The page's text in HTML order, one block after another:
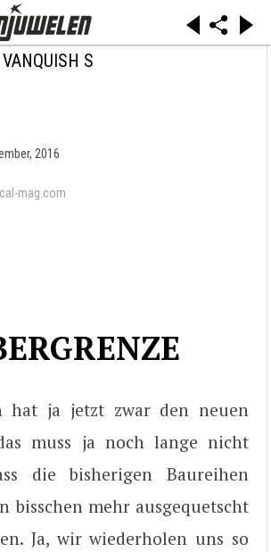
S
2016
mag.com
hat ja jetzt zwar den neuen
muss ja noch lange nicht
die bisherigen Baureihen
bisschen mehr ausgequetscht
Ja, wir wiederholen uns so